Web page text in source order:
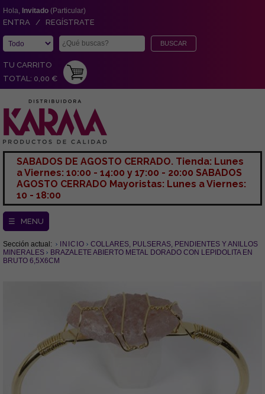
Hola, Invitado (Particular)
ENTRA / REGÍSTRATE
TU CARRITO
TOTAL: 0,00 €
SABADOS DE AGOSTO CERRADO. Tienda: Lunes
a Viernes: 10:00 - 14:00 y 17:00 - 20:00 SABADOS
AGOSTO CERRADO Mayoristas: Lunes a Viernes:
10 - 18:00
☰ MENU
Sección actual: INICIO
COLLARES, PULSERAS, PENDIENTES Y ANILLOS
MINERALES
BRAZALETE ABIERTO METAL DORADO CON LEPIDOLITA EN
BRUTO 6,5X6CM